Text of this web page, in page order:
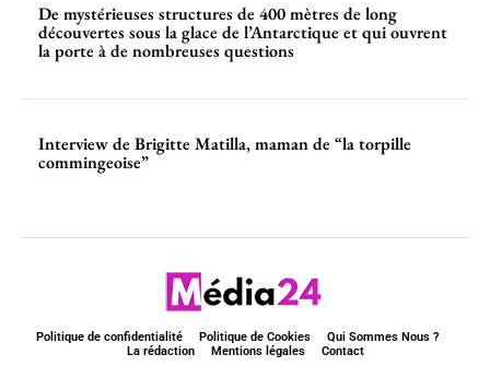
De mystérieuses structures de 400 mètres de long
découvertes sous la glace de l’Antarctique et qui ouvrent
la porte à de nombreuses questions
Interview de Brigitte Matilla, maman de “la torpille
commingeoise”
Politique de confidentialité Politique de Cookies
Qui Sommes Nous ?
La rédaction
Mentions légales Contact